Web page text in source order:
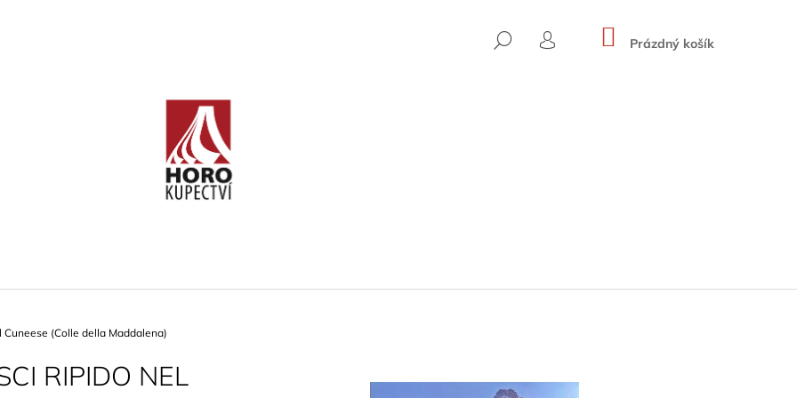
HLEDAT
PŘIHLÁŠENÍ
NÁKUPNÍ
KOŠÍK
Prázdný košík
Cuneese (Colle della Maddalena)
RIPIDO NEL
CO POTŘEBUJETE NAJÍT?
HLEDAT
STŘEDOHOŘÍ (BÖHMISCHES